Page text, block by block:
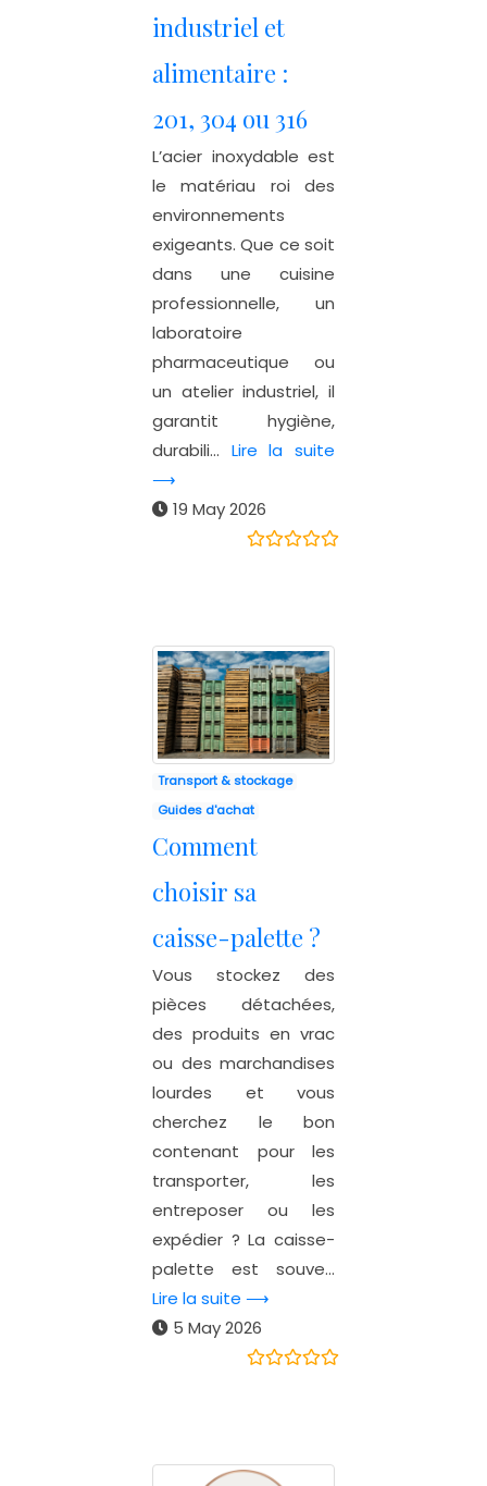
industriel et
alimentaire :
201, 304 ou 316
L’acier inoxydable est
le matériau roi des
environnements
exigeants. Que ce soit
dans une cuisine
professionnelle, un
laboratoire
pharmaceutique ou
un atelier industriel, il
garantit hygiène,
durabili... Lire la suite
⟶
19 May 2026
Transport & stockage
Guides d'achat
Comment
choisir sa
caisse-palette ?
Vous stockez des
pièces détachées,
des produits en vrac
ou des marchandises
lourdes et vous
cherchez le bon
contenant pour les
transporter, les
entreposer ou les
expédier ? La caisse-
palette est souve...
Lire la suite ⟶
5 May 2026